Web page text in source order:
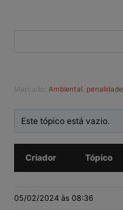
Marcado: Ambiental penalidade
Este tópico está vazio.
Criador Tópico
05/02/2024 às 08:36